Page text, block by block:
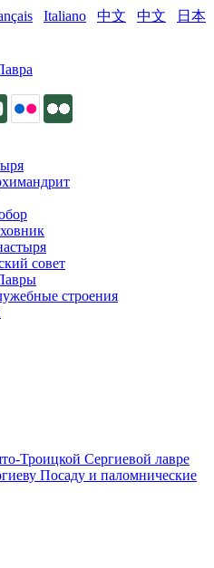
Italiano 中文 中文
日本
совет
строения
Троицкой Сергиевой лавре
Посаду и паломнические